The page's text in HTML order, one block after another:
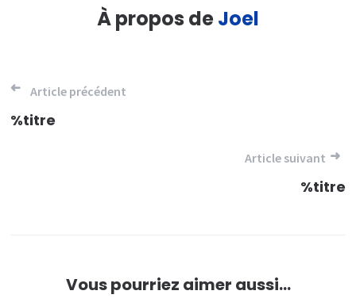
À propos deJoel
Navigation
de
Article précédent
%titre
Article suivant
%titre
Vous pourriez aimer aussi...